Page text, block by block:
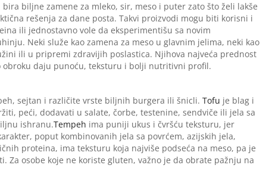
biljne zamene za mleko, sir, meso i puter zato što želi lakše
rešenja za dane posta. Takvi proizvodi mogu biti korisni i
ili jednostavno vole da eksperimentišu sa novim
Neki služe kao zamena za meso u glavnim jelima, neki kao
ili u pripremi zdravijih poslastica. Njihova najveća prednost
obroku daju punoću, teksturu i bolji nutritivni profil.
sejtan i različite vrste biljnih burgera ili šnicli. Tofu je blag i
peći, dodavati u salate, čorbe, testenine, sendviče ili jela sa
ishranu.Tempeh ima puniji ukus i čvršću teksturu, jer
poput kombinovanih jela sa povrćem, azijskih jela,
proteina, ima teksturu koja najviše podseća na meso, pa je
Za osobe koje ne koriste gluten, važno je da obrate pažnju na